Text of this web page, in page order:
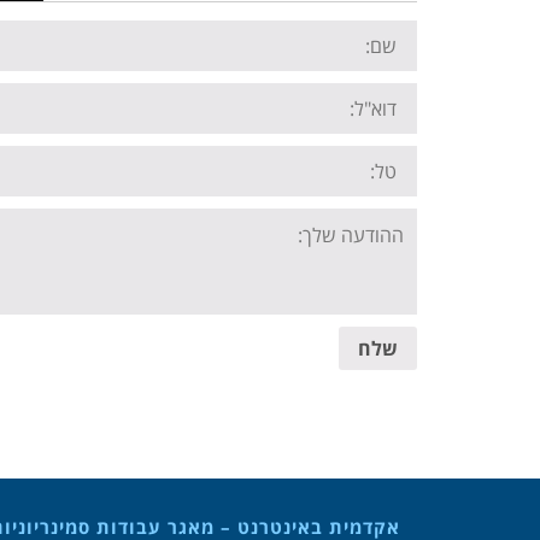
Name:
Email:
Tel:
Your
message:
שלח
אקדמית באינטרנט – מאגר עבודות